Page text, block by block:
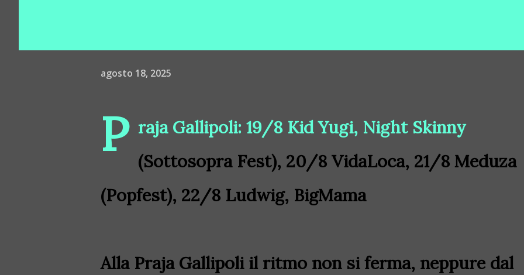
agosto 18, 2025
P raja Gallipoli: 19/8 Kid Yugi, Night Skinny
(Sottosopra Fest), 20/8 VidaLoca, 21/8 Meduza
(Popfest), 22/8 Ludwig, BigMama
Alla Praja Gallipoli il ritmo non si ferma, neppure dal